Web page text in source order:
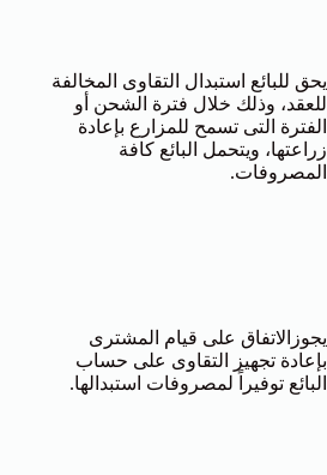
يحق للبائع استبدال التقاوى المخالفة
للعقد، وذلك خلال فترة الشحن أو
الفترة التى تسمح للمزارع بإعادة
زراعتها، ويتحمل البائع كافة
المصروفات.
يجوزالاتفاق على قيام المشترى
بإعادة تجهيز التقاوى على حساب
البائع توفيراً لمصروفات استبدالها.